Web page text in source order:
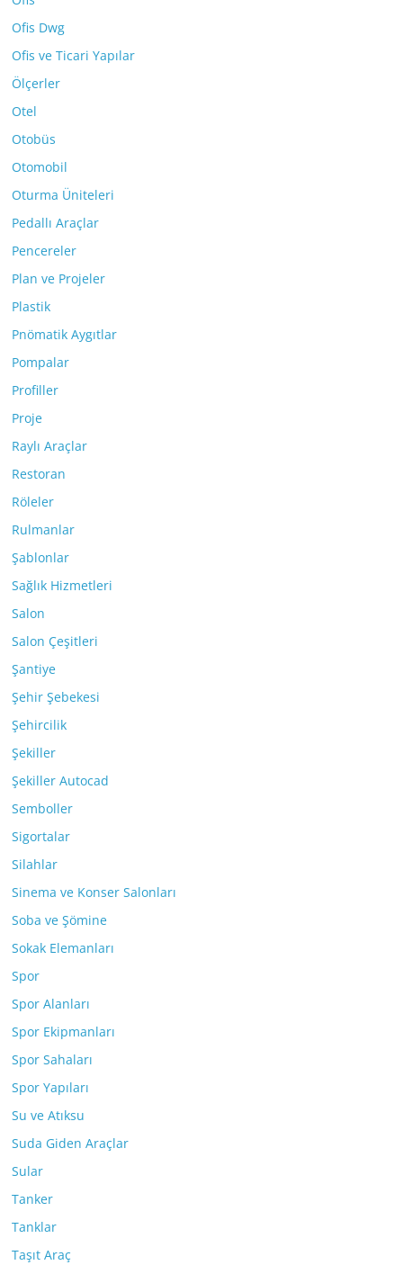
Ofis Dwg
Ofis ve Ticari Yapılar
Ölçerler
Otel
Otobüs
Otomobil
Oturma Üniteleri
Pedallı Araçlar
Pencereler
Plan ve Projeler
Plastik
Pnömatik Aygıtlar
Pompalar
Profiller
Proje
Raylı Araçlar
Restoran
Röleler
Rulmanlar
Şablonlar
Sağlık Hizmetleri
Salon
Salon Çeşitleri
Şantiye
Şehir Şebekesi
Şehircilik
Şekiller
Şekiller Autocad
Semboller
Sigortalar
Silahlar
Sinema ve Konser Salonları
Soba ve Şömine
Sokak Elemanları
Spor
Spor Alanları
Spor Ekipmanları
Spor Sahaları
Spor Yapıları
Su ve Atıksu
Suda Giden Araçlar
Sular
Tanker
Tanklar
Taşıt Araç